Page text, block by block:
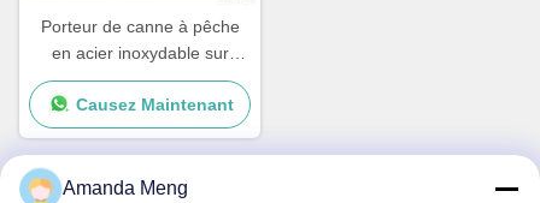
Porteur de canne à pêche
en acier inoxydable sur
mesure avec revêtement
Nouveaux accessoires de
yacht pour bateaux et
navires
Causez Maintenant
Amanda Meng